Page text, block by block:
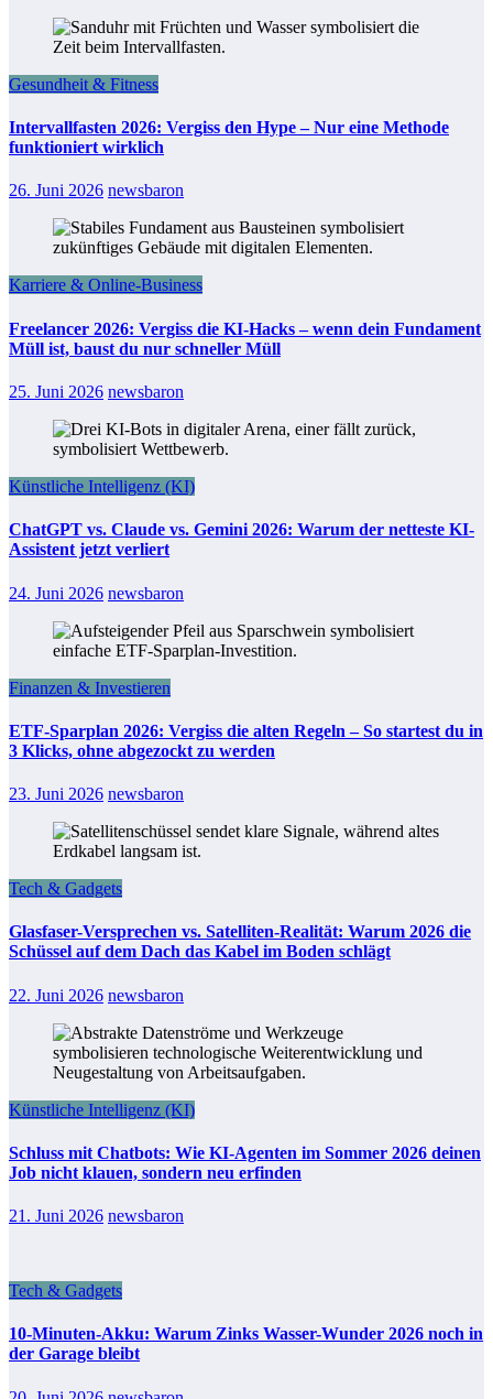
Gesundheit & Fitness
Intervallfasten 2026: Vergiss den Hype – Nur eine Methode
funktioniert wirklich
26. Juni 2026 newsbaron
Karriere & Online-Business
Freelancer 2026: Vergiss die KI-Hacks – wenn dein Fundament
Müll ist, baust du nur schneller Müll
25. Juni 2026 newsbaron
Künstliche Intelligenz (KI)
ChatGPT vs. Claude vs. Gemini 2026: Warum der netteste KI-
Assistent jetzt verliert
24. Juni 2026 newsbaron
Finanzen & Investieren
ETF-Sparplan 2026: Vergiss die alten Regeln – So startest du in
3 Klicks, ohne abgezockt zu werden
23. Juni 2026 newsbaron
Tech & Gadgets
Glasfaser-Versprechen vs. Satelliten-Realität: Warum 2026 die
Schüssel auf dem Dach das Kabel im Boden schlägt
22. Juni 2026 newsbaron
Künstliche Intelligenz (KI)
Schluss mit Chatbots: Wie KI-Agenten im Sommer 2026 deinen
Job nicht klauen, sondern neu erfinden
21. Juni 2026 newsbaron
Tech & Gadgets
10-Minuten-Akku: Warum Zinks Wasser-Wunder 2026 noch in
der Garage bleibt